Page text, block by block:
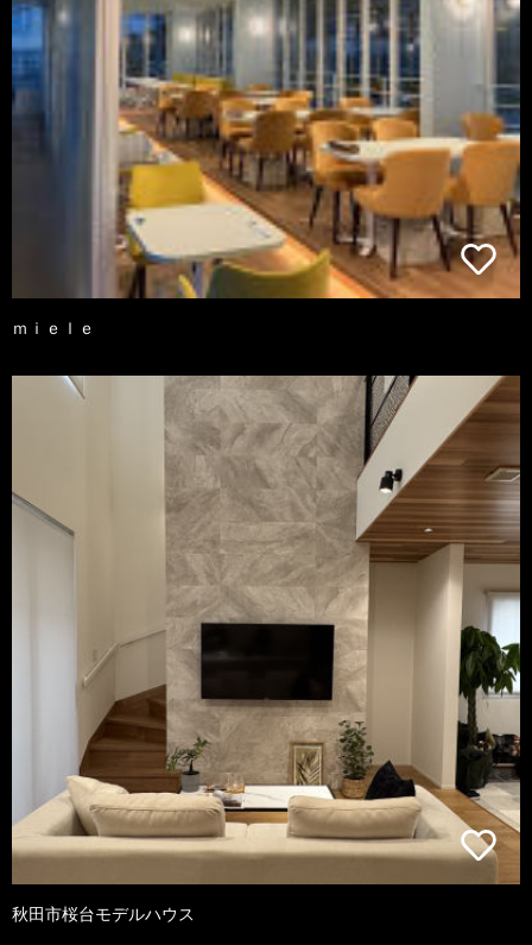
ｍｉｅｌｅ
秋田市桜台モデルハウス